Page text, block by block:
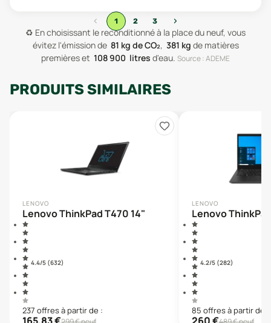
‹ 1 2 3
›
♻️ En choisissant le reconditionné à la place du neuf, vous
évitez l'émission de 81 kg de CO₂, 381 kg de matières
premièreset 108 900 litres d'eau. Source : ADEME
PRODUITS SIMILAIRES
LENOVO
Lenovo ThinkPad T470 14"
4.4/5 (632)
237 offresà partir de :
LENOVO
Lenovo
4.2/5 (282)
85 offresà partir de :